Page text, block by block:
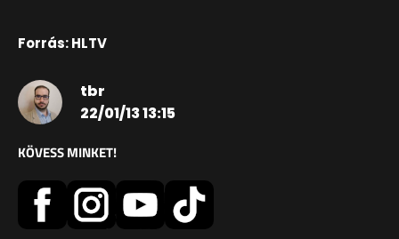
Forrás: HLTV
tbr
22/01/13 13:15
KÖVESS MINKET!